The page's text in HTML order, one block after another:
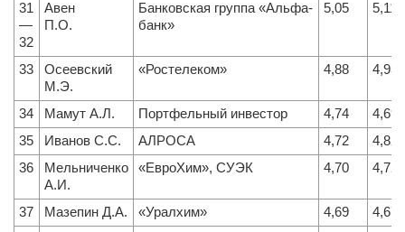
31
—
32
Авен
П.О.
Банковская группа «Альфа-
банк»
5,05 5,11
33
Осеевский
М.Э.
«Ростелеком» 4,88 4,93
34 Мамут А.Л. Портфельный инвестор 4,74
4,69
35
Иванов С.С. АЛРОСА 4,72
4,82
36
Мельниченко
А.И.
«ЕвроХим», СУЭК 4,70 4,72
37 Мазепин Д.А. «Уралхим» 4,69
4,67